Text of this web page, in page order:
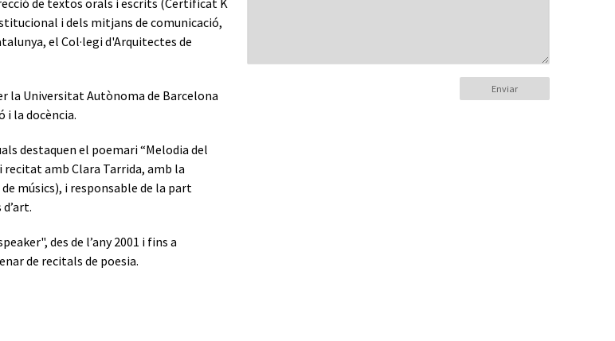
i dels mitjans de comunicació,
el Col·legi d'Arquitectes de
la Universitat Autònoma de Barcelona
i la docència.
destaquen el poemari “Melodia del
recitat amb Clara Tarrida, amb la
músics), i responsable de la part
des de l’any 2001 i fins a
de recitals de poesia.